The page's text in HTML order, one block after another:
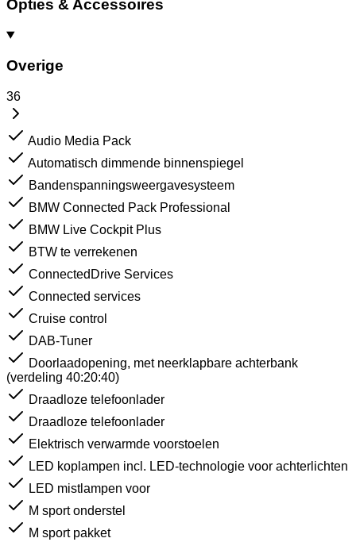
Opties & Accessoires
Overige
36
Audio Media Pack
Automatisch dimmende binnenspiegel
Bandenspanningsweergavesysteem
BMW Connected Pack Professional
BMW Live Cockpit Plus
BTW te verrekenen
ConnectedDrive Services
Connected services
Cruise control
DAB-Tuner
Doorlaadopening, met neerklapbare achterbank
(verdeling 40:20:40)
Draadloze telefoonlader
Draadloze telefoonlader
Elektrisch verwarmde voorstoelen
LED koplampen incl. LED-technologie voor achterlichten
LED mistlampen voor
M sport onderstel
M sport pakket